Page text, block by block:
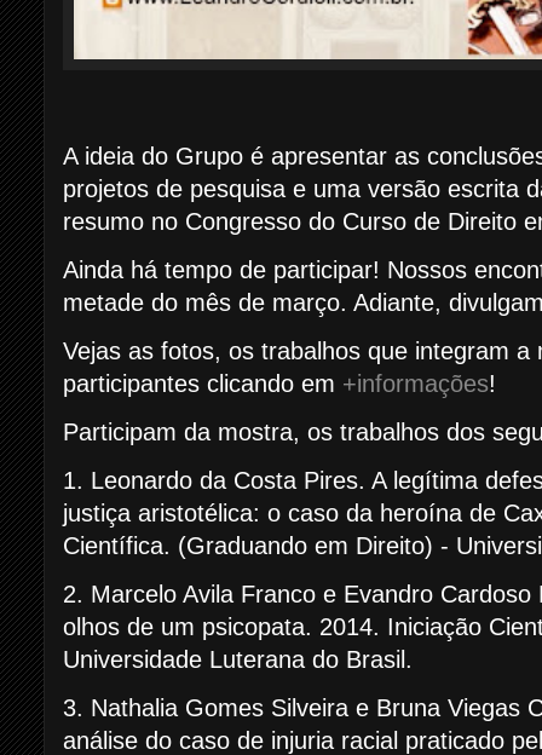
A ideia do Grupo é apresentar as
projetos de pesquisa e uma versão escrita
resumo no Congresso do Curso de Direito
Ainda há tempo de participar! Nossos
metade do mês de março. Adiante,
Vejas as fotos, os trabalhos que integram
participantes clicando em +informações!
Participam da mostra, os trabalhos dos
1. Leonardo da Costa Pires. A legítima
justiça aristotélica: o caso da heroína de
Científica. (Graduando em Direito) -
2. Marcelo Avila Franco e Evandro
olhos de um psicopata. 2014. Iniciação
Universidade Luterana do Brasil.
3. Nathalia Gomes Silveira e Bruna Viegas
análise do caso de injuria racial praticado